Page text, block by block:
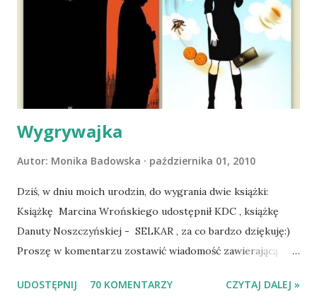
atak padaczki, co spowodowało, że wyjazd odwołaliśmy,
wdrożyliśmy leczenie i od nowa zaczęliśmy oswajać z nami i
wspólnym życiem zdezorientowanego chorobą psa. Udało
się ustabilizować zawirowania zdrowotne i wówczas
zaczęliśmy się cieszyć sobą wzajemnie już na 100%.
Dopier...
Wygrywajka
Autor: Monika Badowska października 01, 2010
Dziś, w dniu moich urodzin, do wygrania dwie książki:
Książkę Marcina Wrońskiego udostępnił KDC , książkę
Danuty Noszczyńskiej - SELKAR , za co bardzo dziękuję:)
Proszę w komentarzu zostawić wiadomość zawierającą
Losowanie odbędzie się w niedzielę o 8:00. Zapraszam
UDOSTĘPNIJ 70 KOMENTARZY CZYTAJ DALEJ »